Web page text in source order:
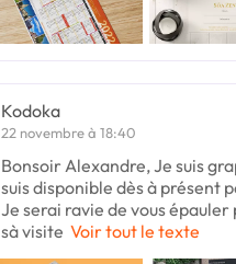
Kodoka
22 novembre à 18:40
Bonsoir Alexandre, Je suis
suis disponible dès à présent
Je serai ravie de vous
sà visite Voir tout le texte